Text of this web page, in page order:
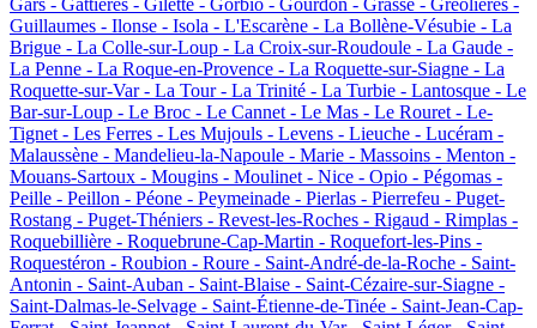
Guillaumes - Ilonse - Isola - L'Escarène - La Bollène-Vésubie - La
Brigue - La Colle-sur-Loup - La Croix-sur-Roudoule - La Gaude -
La Penne - La Roque-en-Provence - La Roquette-sur-Siagne - La
Roquette-sur-Var - La Tour - La Trinité - La Turbie - Lantosque - Le
Bar-sur-Loup - Le Broc - Le Cannet - Le Mas - Le Rouret - Le-
Tignet - Les Ferres - Les Mujouls - Levens - Lieuche - Lucéram -
Malaussène - Mandelieu-la-Napoule - Marie - Massoins - Menton -
Mouans-Sartoux - Mougins - Moulinet - Nice - Opio - Pégomas -
Peille - Peillon - Péone - Peymeinade - Pierlas - Pierrefeu - Puget-
Rostang - Puget-Théniers - Revest-les-Roches - Rigaud - Rimplas -
Roquebillière - Roquebrune-Cap-Martin - Roquefort-les-Pins -
Roquestéron - Roubion - Roure - Saint-André-de-la-Roche - Saint-
Antonin - Saint-Auban - Saint-Blaise - Saint-Cézaire-sur-Siagne -
Saint-Dalmas-le-Selvage - Saint-Étienne-de-Tinée - Saint-Jean-Cap-